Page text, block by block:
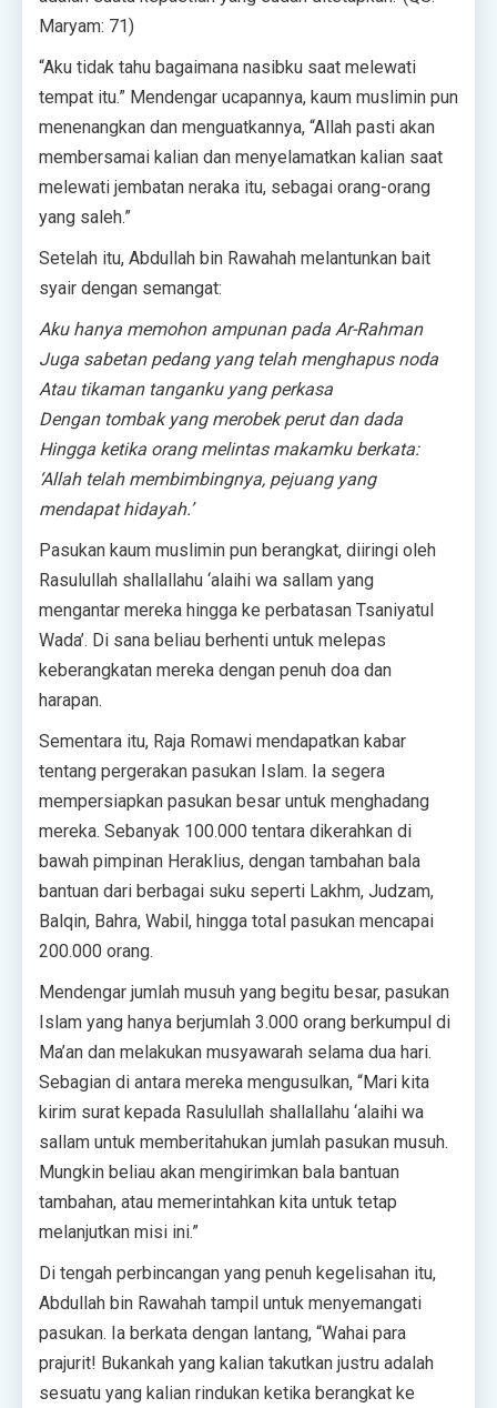
Maryam: 71)
“Aku tidak tahu bagaimana nasibku saat melewati
tempat itu.” Mendengar ucapannya, kaum muslimin pun
menenangkan dan menguatkannya, “Allah pasti akan
membersamai kalian dan menyelamatkan kalian saat
melewati jembatan neraka itu, sebagai orang-orang
yang saleh.”
Setelah itu, Abdullah bin Rawahah melantunkan bait
syair dengan semangat:
Aku hanya memohon ampunan pada Ar-Rahman
Juga sabetan pedang yang telah menghapus noda
Atau tikaman tanganku yang perkasa
Dengan tombak yang merobek perut dan dada
Hingga ketika orang melintas makamku berkata:
‘Allah telah membimbingnya, pejuang yang
mendapat hidayah.’
Pasukan kaum muslimin pun berangkat, diiringi oleh
Rasulullah shallallahu ‘alaihi wa sallam yang
mengantar mereka hingga ke perbatasan Tsaniyatul
Wada’. Di sana beliau berhenti untuk melepas
keberangkatan mereka dengan penuh doa dan
harapan.
Sementara itu, Raja Romawi mendapatkan kabar
tentang pergerakan pasukan Islam. Ia segera
mempersiapkan pasukan besar untuk menghadang
mereka. Sebanyak 100.000 tentara dikerahkan di
bawah pimpinan Heraklius, dengan tambahan bala
bantuan dari berbagai suku seperti Lakhm, Judzam,
Balqin, Bahra, Wabil, hingga total pasukan mencapai
200.000 orang.
Mendengar jumlah musuh yang begitu besar, pasukan
Islam yang hanya berjumlah 3.000 orang berkumpul di
Ma’an dan melakukan musyawarah selama dua hari.
Sebagian di antara mereka mengusulkan, “Mari kita
kirim surat kepada Rasulullah shallallahu ‘alaihi wa
sallam untuk memberitahukan jumlah pasukan musuh.
Mungkin beliau akan mengirimkan bala bantuan
tambahan, atau memerintahkan kita untuk tetap
melanjutkan misi ini.”
Di tengah perbincangan yang penuh kegelisahan itu,
Abdullah bin Rawahah tampil untuk menyemangati
pasukan. Ia berkata dengan lantang, “Wahai para
prajurit! Bukankah yang kalian takutkan justru adalah
sesuatu yang kalian rindukan ketika berangkat ke